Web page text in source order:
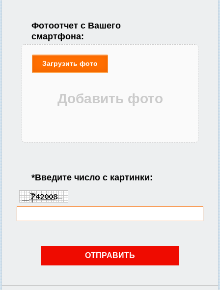
Фотоотчет с Вашего
смартфона:
Загрузить фото
*Введите число с картинки: